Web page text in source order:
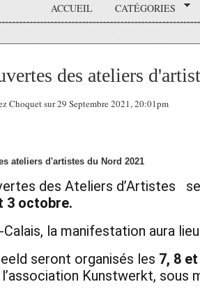
ACCUEIL CATÉGORIES
des ateliers
Choquet sur 29 Septembre 2021, 20:01pm
ateliers d'artistes du Nord 2021
des Ateliers d’Artistes
3 octobre.
Calais, la manifestation aura
seront organisés les 7, 8
Kunstwerkt, sous